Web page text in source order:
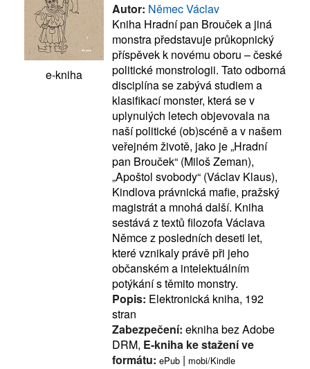
e-kniha
Autor: Němec Václav
Kniha Hradní pan Brouček a jiná
monstra představuje průkopnický
příspěvek k novému oboru – české
politické monstrologii. Tato odborná
disciplína se zabývá studiem a
klasifikací monster, která se v
uplynulých letech objevovala na
naší politické (ob)scéně a v našem
veřejném životě, jako je „Hradní
pan Brouček“ (Miloš Zeman),
„Apoštol svobody“ (Václav Klaus),
Kindlova právnická mafie, pražský
magistrát a mnohá další. Kniha
sestává z textů filozofa Václava
Němce z posledních deseti let,
které vznikaly právě při jeho
občanském a intelektuálním
potýkání s těmito monstry.
Popis: Elektronická kniha, 192
stran
Zabezpečení: ekniha bez Adobe
DRM, E-kniha ke stažení ve
formátu: ePub | mobi/Kindle